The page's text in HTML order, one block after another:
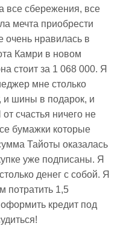
все сбережения, все
мечта приобрести
нравилась в
Камри в новом
стоит за 1 068 000. Я
мне столько
и шины в подарок, и
счастья ничего не
бумажки которые
Тайоты оказалась
уже подписаны. Я
денег с собой. Я
потратить 1,5
кредит под